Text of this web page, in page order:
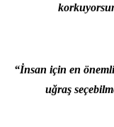
“İnsan için en
uğraş